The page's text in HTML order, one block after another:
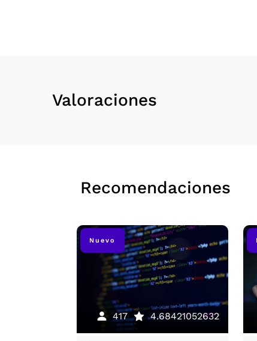
Valoraciones
Recomendaciones
Nuevo
417 4.68421052632